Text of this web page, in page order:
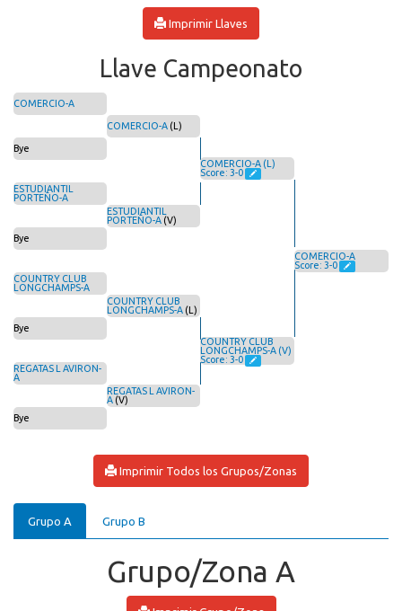
Imprimir Llaves
Llave Campeonato
COMERCIO-A
Bye
ESTUDIANTIL
PORTEÑO-A
Bye
COUNTRY CLUB
LONGCHAMPS-A
Bye
REGATAS L AVIRON-
A
Bye
COMERCIO-A (L)
ESTUDIANTIL
PORTEÑO-A (V)
COUNTRY CLUB
LONGCHAMPS-A (L)
REGATAS L AVIRON-
A (V)
COMERCIO-A (L)
Score: 3-0
COUNTRY CLUB
LONGCHAMPS-A (V)
Score: 3-0
COMERCIO-A
Score: 3-0
Imprimir Todos los Grupos/Zonas
Grupo A Grupo B
Grupo/Zona A